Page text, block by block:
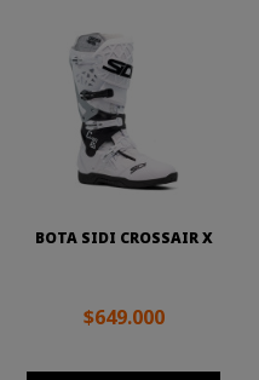
BOTA SIDI CROSSAIR X
$649.000